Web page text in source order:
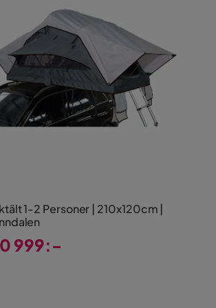
1-2 Personer | 210x120cm |
999:-